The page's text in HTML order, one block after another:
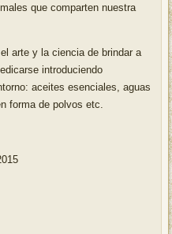
que comparten nuestra
arte y la ciencia de brindar a
introduciendo
aceites esenciales, aguas
forma de polvos etc.